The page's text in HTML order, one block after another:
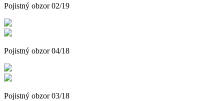
Pojistný obzor 02/19
Pojistný obzor 04/18
Pojistný obzor 03/18